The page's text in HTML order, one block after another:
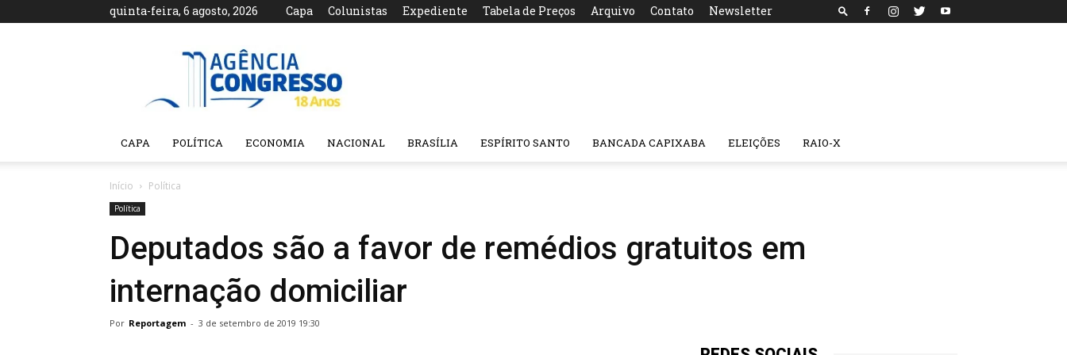
quinta-feira, 6 agosto, 2026 Capa Colunistas Expediente Tabela de Preços Arquivo Contato Newsletter
Agência
CAPA POLÍTICA ECONOMIA NACIONAL BRASÍLIA ESPÍRITO SANTO BANCADA CAPIXABA ELEIÇÕES RAIO-X
Início Política
Política
Deputados são a favor de remédios gratuitos em
internação domiciliar
Por Reportagem - 3 de setembro de 2019 19:30